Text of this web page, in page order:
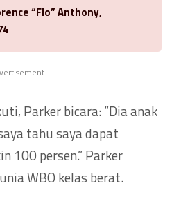
“Flo” Anthony,
Parker bicara: “Dia anak
tahu saya dapat
100 persen.” Parker
WBO kelas berat.